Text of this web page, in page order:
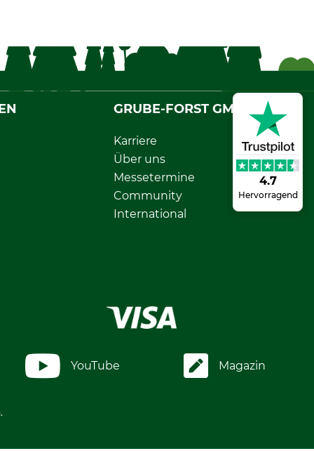
4.7
Hervorragend
GRUBE-FORST GMBH
Karriere
Über uns
Messetermine
Community
International
YouTube Magazin